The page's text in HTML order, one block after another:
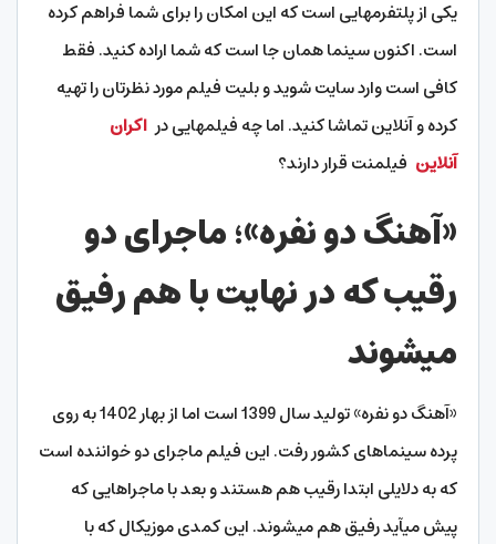
یکی از پلتفرم­هایی است که این امکان را برای شما فراهم کرده
است. اکنون سینما همان جا است که شما اراده کنید. فقط
کافی است وارد سایت شوید و بلیت فیلم مورد نظرتان را تهیه
کرده و آنلاین تماشا کنید. اما چه فیلم­هایی در اکران
آنلاین فیلم­نت قرار دارند؟
«آهنگ دو نفره»؛ ماجرای دو
رقیب که در نهایت با هم رفیق
می­شوند
«آهنگ دو نفره» تولید سال 1399 است اما از بهار 1402 به روی
پرده سینماهای کشور رفت. این فیلم ماجرای دو خواننده است
که به دلایلی ابتدا رقیب هم هستند و بعد با ماجراهایی که
پیش می­آید رفیق هم می­شوند. این کمدی موزیکال که با